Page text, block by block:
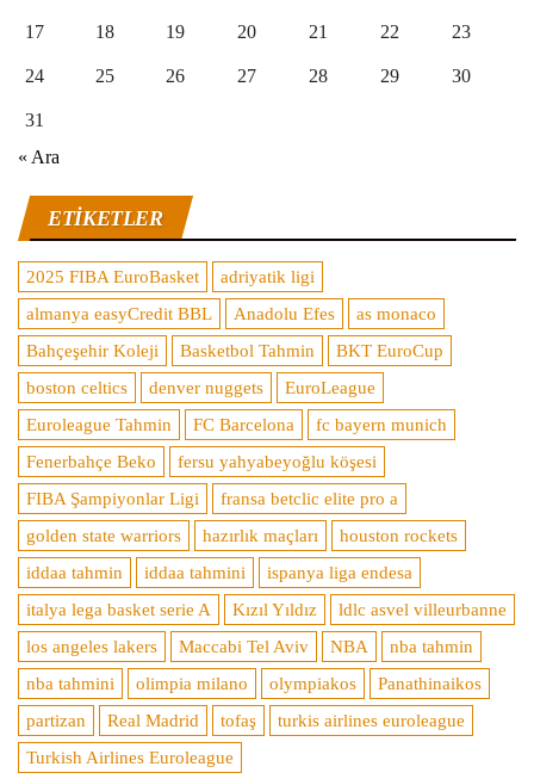
17 18 19 20 21 22 23
24 25 26 27 28 29 30
31
« Ara
ETIKETLER
2025 FIBA EuroBasket
adriyatik ligi
almanya easyCredit BBL
Anadolu Efes
as monaco
Bahçeşehir Koleji
Basketbol Tahmin
BKT EuroCup
boston celtics
denver nuggets
EuroLeague
Euroleague Tahmin
FC Barcelona
fc bayern munich
Fenerbahçe Beko
fersu yahyabeyoğlu köşesi
FIBA Şampiyonlar Ligi
fransa betclic elite pro a
golden state warriors
hazırlık maçları
houston rockets
iddaa tahmin
iddaa tahmini
ispanya liga endesa
italya lega basket serie A
Kızıl Yıldız
ldlc asvel villeurbanne
los angeles lakers
Maccabi Tel Aviv NBA
nba tahmin
nba tahmini
olimpia milano olympiakos
Panathinaikos
partizan
Real Madrid tofaş
turkis airlines euroleague
Turkish Airlines Euroleague